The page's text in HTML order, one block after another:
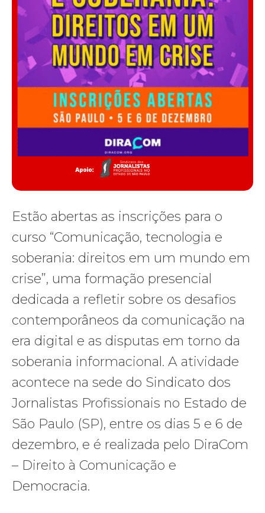
Estão abertas as inscrições para o
curso “Comunicação, tecnologia e
soberania: direitos em um mundo em
crise”, uma formação presencial
dedicada a refletir sobre os desafios
contemporâneos da comunicação na
era digital e as disputas em torno da
soberania informacional. A atividade
acontece na sede do Sindicato dos
Jornalistas Profissionais no Estado de
São Paulo (SP), entre os dias 5 e 6 de
dezembro, e é realizada pelo DiraCom
– Direito à Comunicação e
Democracia.